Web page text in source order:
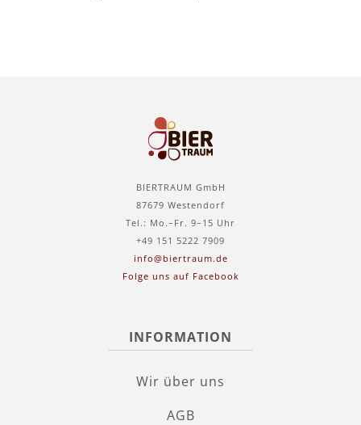
BIERTRAUM GmbH
87679 Westendorf
Tel.: Mo.–Fr. 9–15 Uhr
+49 151 5222 7909
info@biertraum.de
Folge uns auf Facebook
INFORMATION
Wir über uns
AGB